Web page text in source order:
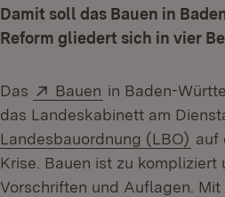
Damit soll das Bauen in
Reform gliedert sich in vier
Das Extern:
Bauen (Öffnet in
in Baden-
das Landeskabinett am
Landesbauordnung (LBO) auf
Krise. Bauen ist zu
Vorschriften und Auflagen.